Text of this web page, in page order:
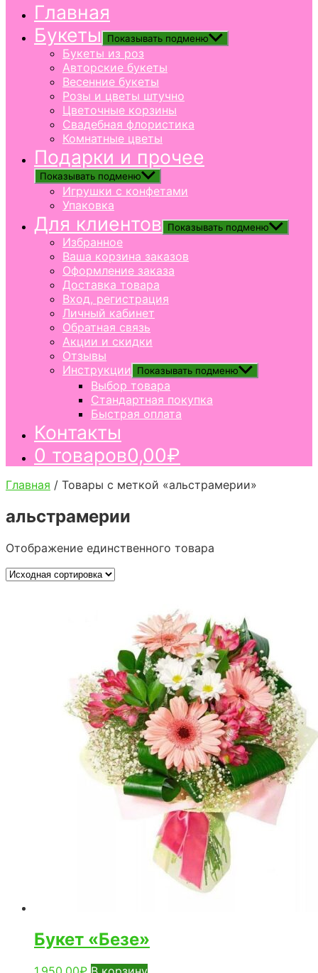
Главная
Букеты
Показывать подменю
Букеты из роз
Авторские букеты
Весенние букеты
Розы и цветы штучно
Цветочные корзины
Свадебная флористика
Комнатные цветы
Подарки и прочее
Показывать подменю
Игрушки с конфетами
Упаковка
Для клиентов Показывать подменю
Избранное
Ваша корзина заказов
Оформление заказа
Доставка товара
Вход, регистрация
Личный кабинет
Обратная связь
Акции и скидки
Отзывы
Инструкции
Показывать подменю
Выбор товара
Стандартная покупка
Быстрая оплата
Контакты
0 товаров0,00₽
Главная / Товары с меткой «альстрамерии»
альстрамерии
Отображение единственного товара
Букет «Безе»